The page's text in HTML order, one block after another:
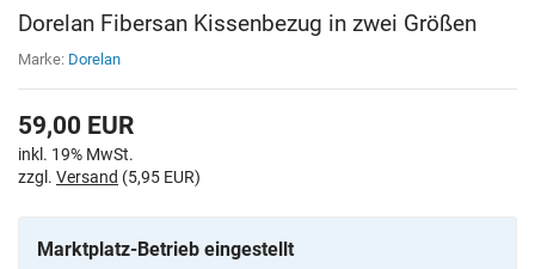
Dorelan Fibersan Kissenbezug in zwei Größen
Marke: Dorelan
59,00 EUR
inkl. 19% MwSt.
zzgl. Versand (5,95 EUR)
Marktplatz-Betrieb eingestellt